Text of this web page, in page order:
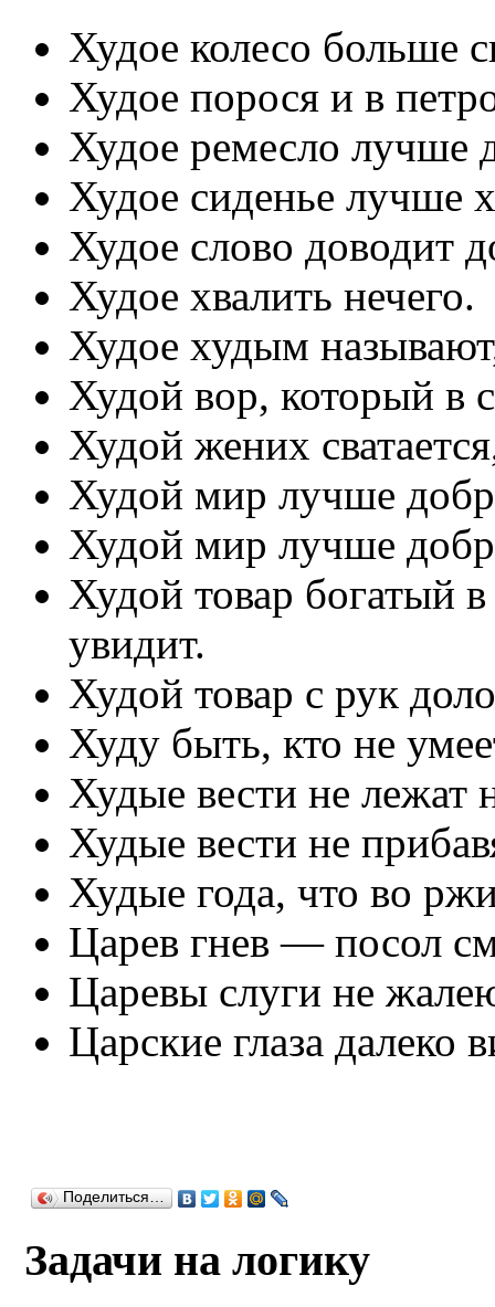
Худое колесо больше
Худое порося и в
Худое ремесло лучше
Худое сиденье лучше
Худое слово доводит
Худое хвалить нечего.
Худое худым
Худой вор, который в
Худой жених
Худой мир лучше
Худой мир лучше
Худой товар богатый
увидит.
Худой товар с рук
Худу быть, кто не
Худые вести не лежат
Худые вести не
Худые года, что во
Царев гнев — посол
Царевы слуги не
Царские глаза далеко
Поделиться…
Задачи на логику